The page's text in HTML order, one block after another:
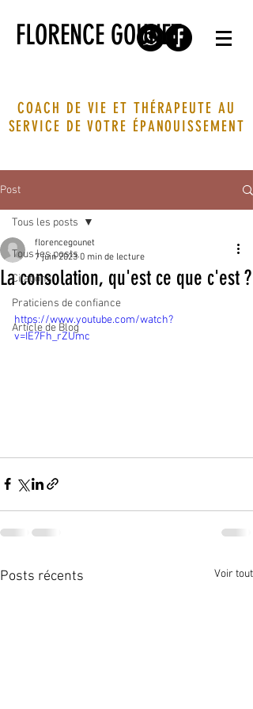
FLORENCE GOUNET
COACH DE VIE ET THÉRAPEUTE AU
SERVICE DE VOTRE ÉPANOUISSEMENT
Post
Tous les posts
Citations
Praticiens de confiance
Article de Blog
Tous les posts
La consolation, qu'est ce que c'est ?
florencegounet
7 juin 2023 0 min de lecture
https://www.youtube.com/watch?
v=IE7Fh_rZUmc
Posts récents Voir tout